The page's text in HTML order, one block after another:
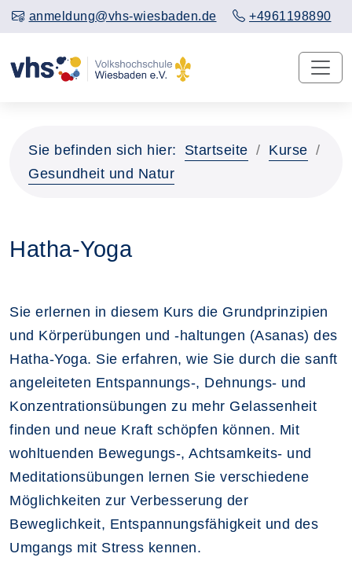
anmeldung@vhs-wiesbaden.de +4961198890
Sie befinden sich hier: Startseite
Kurse
Gesundheit und Natur
Hatha-Yoga
Sie erlernen in diesem Kurs die Grundprinzipien
und Körperübungen und -haltungen (Asanas) des
Hatha-Yoga. Sie erfahren, wie Sie durch die sanft
angeleiteten Entspannungs-, Dehnungs- und
Konzentrationsübungen zu mehr Gelassenheit
finden und neue Kraft schöpfen können. Mit
wohltuenden Bewegungs-, Achtsamkeits- und
Meditationsübungen lernen Sie verschiedene
Möglichkeiten zur Verbesserung der
Beweglichkeit, Entspannungsfähigkeit und des
Umgangs mit Stress kennen.